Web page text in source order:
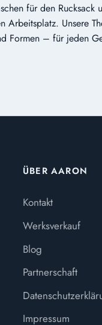
für den Rucksack
Unsere
Formen – für jeden
ÜBER AARON
Kontakt
Werksverkauf
Blog
Partnerschaft
Impressum